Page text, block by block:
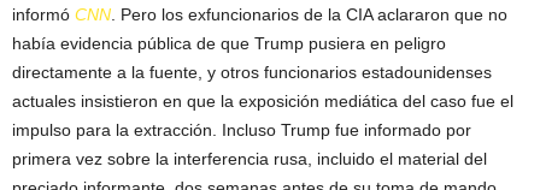
informó CNN. Pero los exfuncionarios de la CIA aclararon que no
había evidencia pública de que Trump pusiera en peligro
directamente a la fuente, y otros funcionarios estadounidenses
actuales insistieron en que la exposición mediática del caso fue el
impulso para la extracción. Incluso Trump fue informado por
primera vez sobre la interferencia rusa, incluido el material del